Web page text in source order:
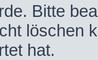
Bitte
löschen
hat.